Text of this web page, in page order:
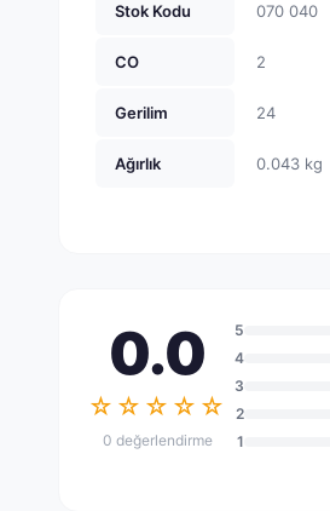
Stok Kodu 070 040
CO 2
Gerilim 24
Ağırlık 0.043 kg
0.0
☆☆☆☆☆
0 değerlendirme
5
4
3
2
1